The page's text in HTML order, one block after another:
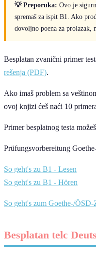
💡 Preporuka: Ovo je
spremaš za ispit B1. Ako
dovoljno poena za prolazak,
Besplatan zvanični primer
rešenja (PDF).
Ako imaš problem sa
ovoj knjizi ćeš naći 10
Primer besplatnog testa
Prüfungsvorbereitung
So geht's zu B1 - Lesen
So geht's zu B1 - Hören
So geht's zum Goethe-/
Besplatan telc